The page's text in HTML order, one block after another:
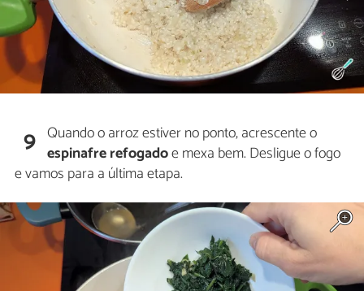
9 Quando o arroz estiver no ponto, acrescente o
espinafre refogadoe mexa bem. Desligue o fogo
e vamos para a última etapa.